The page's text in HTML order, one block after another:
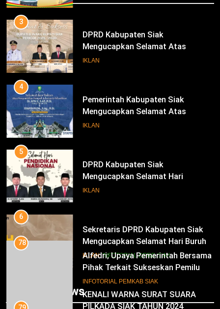
3
DPRD Kabupaten Siak
Mengucapkan Selamat Atas
Pengambilan Sumpah Jabatan
IKLAN
4
Pemerintah Kabupaten Siak
Mengucapkan Selamat Atas
Pengambilan Sumpah Jabatan
IKLAN
5
DPRD Kabupaten Siak
Mengucapkan Selamat Hari
Pendidikan Nasional
IKLAN
6
Sekretaris DPRD Kabupaten Siak
Mengucapkan Selamat Hari Buruh
IKLAN INFOTORIAL DPRD SIAK
KENALI WARNA SURAT SUARA
PILKADA SIAK TAHUN 2024
Trending News
78
Alfedri; Upaya Pemerintah Bersama
Pihak Terkait Sukseskan Pemilu
2024
INFOTORIAL PEMKAB SIAK